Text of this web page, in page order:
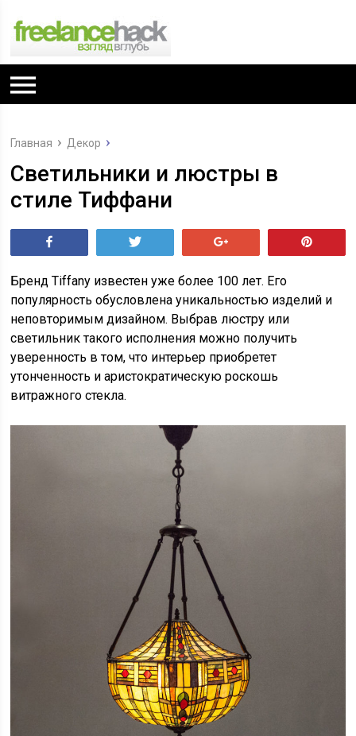
Главная Декор
Светильники и люстры в
стиле Тиффани
Бренд Тiffany известен уже более 100 лет. Его
популярность обусловлена уникальностью изделий и
неповторимым дизайном. Выбрав люстру или
светильник такого исполнения можно получить
уверенность в том, что интерьер приобретет
утонченность и аристократическую роскошь
витражного стекла.